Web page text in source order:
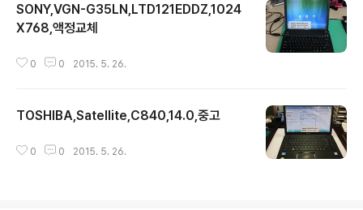
SONY,VGN-G35LN,LTD121EDDZ,1024
X768,액정교체
0 0 2015. 5. 26.
TOSHIBA,Satellite,C840,14.0,중고
0 0 2015. 5. 26.